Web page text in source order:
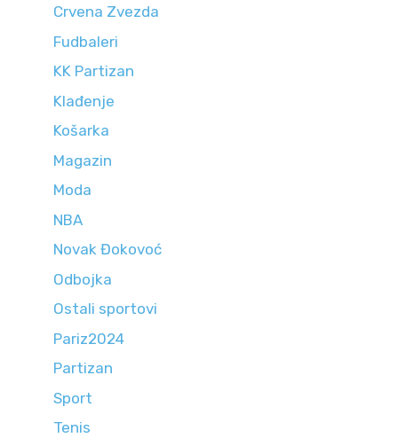
Crvena Zvezda
Fudbaleri
KK Partizan
Klađenje
Košarka
Magazin
Moda
NBA
Novak Đokovoć
Odbojka
Ostali sportovi
Pariz2024
Partizan
Sport
Tenis